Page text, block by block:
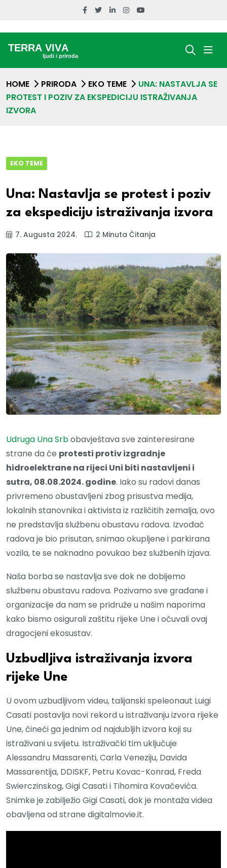
HOME PRIRODA EKO TEME
UNA: NASTAVLJA SE
PROTEST I POZIV ZA EKSPEDICIJU ISTRAŽIVANJA
IZVORA
EKO TEME
Una: Nastavlja se protest i poziv
za ekspediciju istraživanja izvora
7. Augusta 2024. 2 Minuta Čitanja
Udruga Una Srbobavještava sve zainteresirane
strane da će protesti protiv izgradnje
hidroelektrane na rijeci Uni biti nastavljeni i
sutra, 08.08.2024. godine. Iako su radovi danas
privremeno obustavljeni zbog prisustva medija,
lokalnih stanovnika i aktivista iz različitih zemalja, ovo
ne predstavlja službenu obustavu radova. Izvođač
radova je bio prisutan, snimao okupljene i parkirana
vozila, te se naknadno povukao bez službenih izjava.
Naša borba se nastavlja sve dok ne dobijemo
službenu obustavu radova. Pozivamo sve građane i
organizacije da nam se pridruže u našim naporima
kako bismo osigurali zaštitu rijeke Une i očuvali ovaj
dragocjeni ekosustav.
Uzbudljiva istraživanja izvora
rijeke Une
U ovom uzbudljivom videu, talijanski speleonaut Luigi
Casati postavlja novi rekord u istraživanju izvora rijeke
Une, čineći ga jednim od najdubljih izvora koji su
istraživani u svijetu. Istraživački tim uključuje
Alessandru Massarenti, Carla Veneziju, Davida
Massarentija, DDISKF, Petru Kovac-Konrad, Freda
Swierczinskog, Gigi Casati i Tihomira Kovačevića.
Snimke je zabilježio Gigi Casati, dok je montaža videa
obavljena od strane digitalmovie.it.